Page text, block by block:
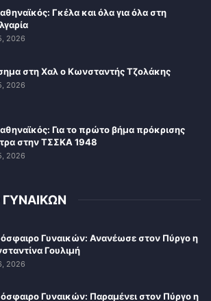
Γκέλα και όλα για όλα στη
2026
στη Χαλ ο Κωνσταντής Τζολάκης
2026
Για το πρώτο βήμα πρόκρισης
στην ΤΣΣΚΑ 1948
2026
Γυναικών: Ανανέωσε στον Πύργο η
Γουλιμή
2026
Γυναικών: Παραμένει στον Πύργο η